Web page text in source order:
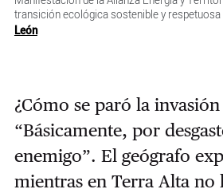
transición ecológica sostenible y
León
¿Cómo se paró la
“Básicamente, por
enemigo”. El geógrafo
mientras en Terra Alta no